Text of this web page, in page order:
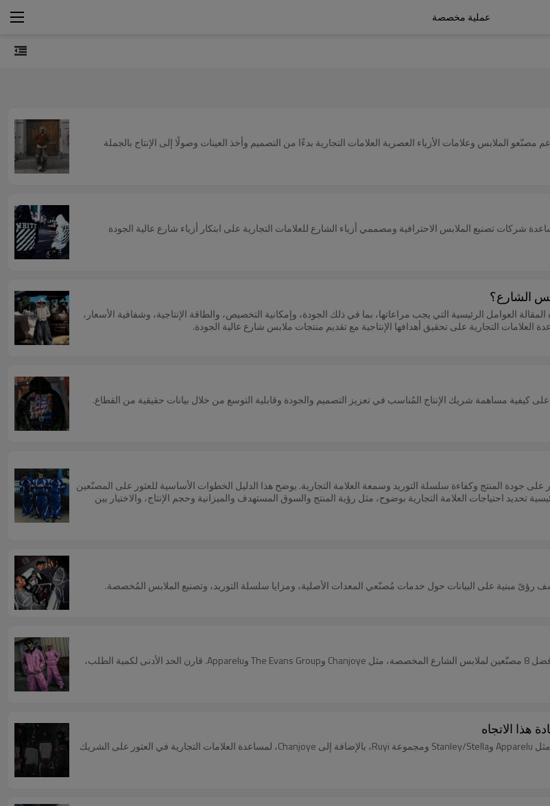
عملية مخصصة
الملابس وعلامات الأزياء العصرية العلامات التجارية بدءًا من التصميم وأخذ العينات وصولًا إلى الإنتاج بالجملة
مساعدة شركات تصنيع الملابس الاحترافية ومصممي أزياء الشارع للعلامات التجارية على ابتكار أزياء شارع عالية الجودة
الشارع؟
العوامل الرئيسية التي يجب مراعاتها، بما في ذلك الجودة، وإمكانية التخصيص، والطاقة الإنتاجية، وشفافية الأسعار،
التجارية على تحقيق أهدافها الإنتاجية مع تقديم منتجات ملابس شارع عالية الجودة.
مساهمة شريك الإنتاج المُناسب في تعزيز التصميم والجودة وقابلية التوسع من خلال بيانات حقيقية من القطاع.
جودة المنتج وكفاءة سلسلة التوريد وسمعة العلامة التجارية. يوضح هذا الدليل الخطوات الأساسية للعثور على المصنّعين
تحديد احتياجات العلامة التجارية بوضوح، مثل رؤية المنتج والسوق المستهدف والميزانية وحجم الإنتاج، والاختيار بين
هل تبحث عن شريك تصنيع مثالي من التصميم إلى الإنتاج؟ بناءً على بيانات حقيقية، نستعرض أفضل 8 مصنّعين لملابس الشارع المخصصة، مثل Chanjoye وThe Evans Group وApparelu. قارن الحد الأدنى لكمية الطلب،
اكتشف أفضل 10 مصنعين حقيقيين لملابس الشارع لعام 2025. يحلل هذا الدليل رواد الصناعة مثل Apparelu وStanley/Stella ومجموعة Ruyi، بالإضافة إلى Chanjoye، لمساعدة العلامات التجارية في العثور على الشريك